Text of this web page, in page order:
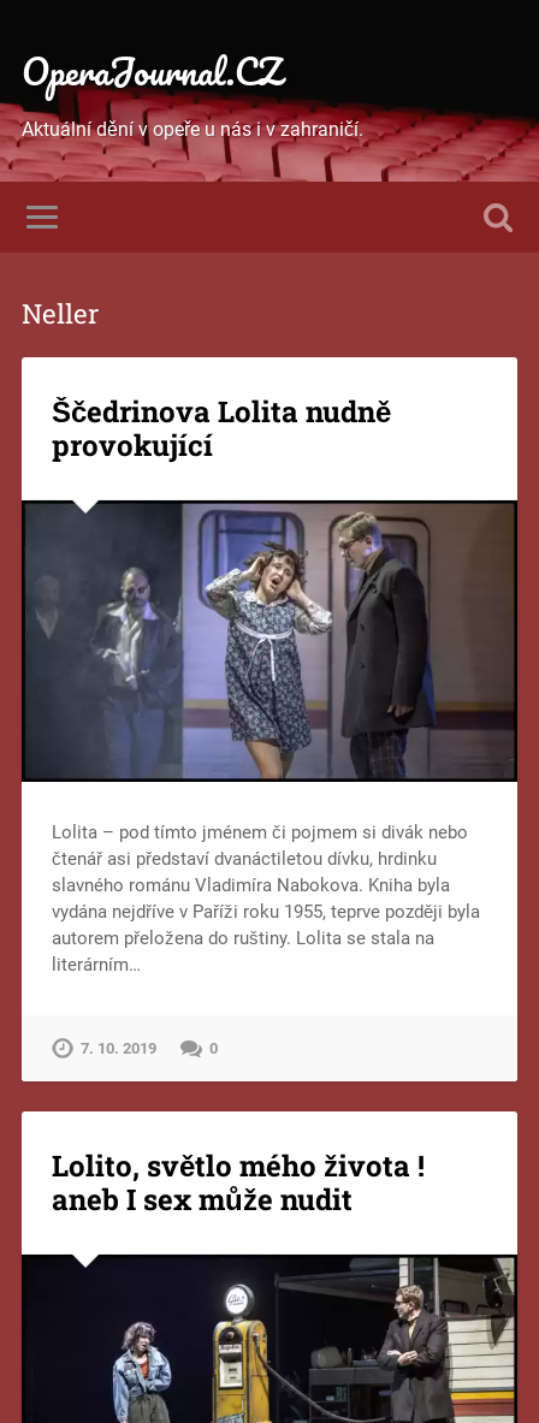
OperaJournal.CZ
Aktuální dění v opeře u nás i v zahraničí.
Neller
Ščedrinova Lolita nudně
provokující
Lolita – pod tímto jménem či pojmem si divák nebo
čtenář asi představí dvanáctiletou dívku, hrdinku
slavného románu Vladimíra Nabokova. Kniha byla
vydána nejdříve v Paříži roku 1955, teprve později byla
autorem přeložena do ruštiny. Lolita se stala na
literárním…
7. 10. 2019 0
Lolito, světlo mého života !
aneb I sex může nudit